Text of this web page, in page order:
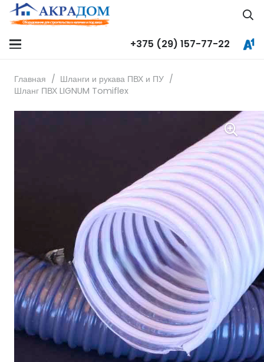
+375 (29) 157-77-22
Главная / Шланги и рукава ПВХ и ПУ /
Шланг ПВХ LIGNUM Tomiflex